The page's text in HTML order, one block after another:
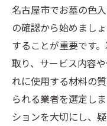
名古屋市でお墓の色
の確認から始めまし
することが重要です
取り、サービス内容
れに使用する材料の
られる業者を選定し
ションを大切にし、